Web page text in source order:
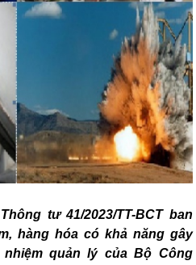
tư 41/2023/TT-BCT ban
hàng hóa có khả năng gây
quản lý của Bộ Công